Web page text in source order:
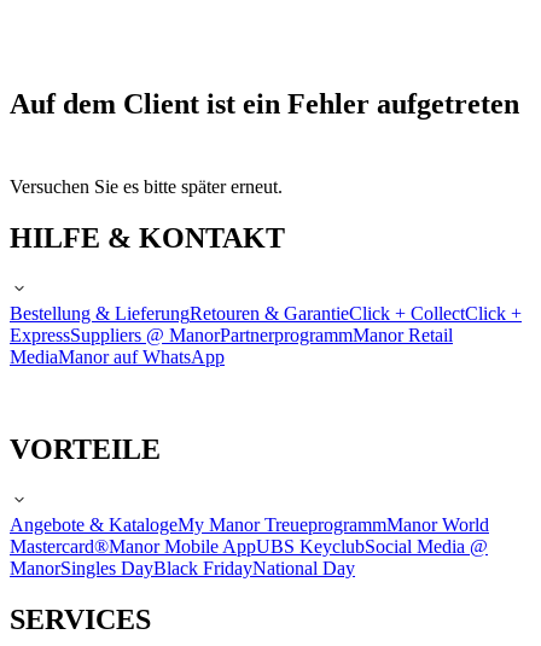
Auf dem Client ist ein Fehler aufgetreten
Versuchen Sie es bitte später erneut.
HILFE & KONTAKT
Bestellung & LieferungRetouren & GarantieClick + CollectClick +
ExpressSuppliers @ ManorPartnerprogrammManor Retail
MediaManor auf WhatsApp
VORTEILE
Angebote & KatalogeMy Manor TreueprogrammManor World
Mastercard®Manor Mobile AppUBS KeyclubSocial Media @
ManorSingles DayBlack FridayNational Day
SERVICES